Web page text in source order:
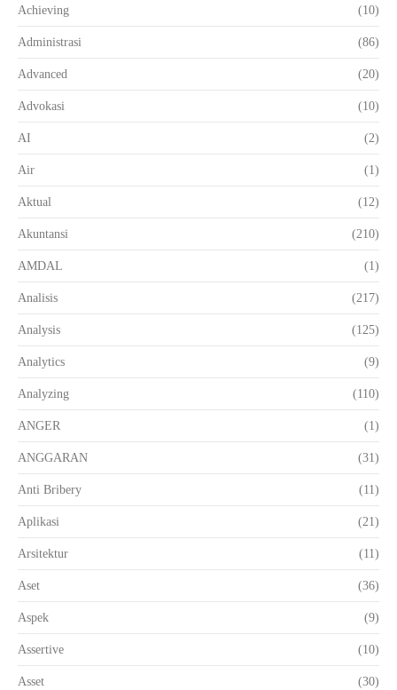
Achieving (10)
Administrasi (86)
Advanced (20)
Advokasi (10)
AI (2)
Air (1)
Aktual (12)
Akuntansi (210)
AMDAL (1)
Analisis (217)
Analysis (125)
Analytics (9)
Analyzing (110)
ANGER (1)
ANGGARAN (31)
Anti Bribery (11)
Aplikasi (21)
Arsitektur (11)
Aset (36)
Aspek (9)
Assertive (10)
Asset (30)